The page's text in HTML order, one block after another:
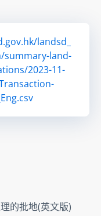
landsd_
summary-land-
2023-11-
的批地(英文版)